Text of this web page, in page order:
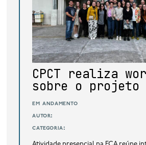
base de dados
publicações na
CPCT realiza
sobre o projeto
em andamento
autor:
categoria: